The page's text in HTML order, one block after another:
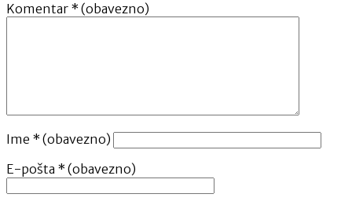
Komentar * (obavezno)
Ime * (obavezno)
E-pošta * (obavezno)